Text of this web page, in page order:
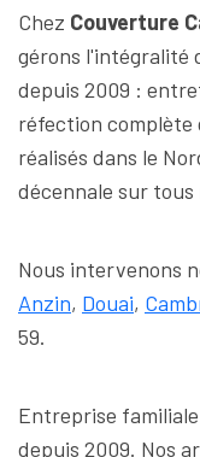
Chez Couverture
gérons l'intégralité
depuis 2009 :
réfection complète
réalisés dans le
décennale sur
Nous intervenons
Anzin, Douai,
59.
Entreprise
depuis 2009. Nos